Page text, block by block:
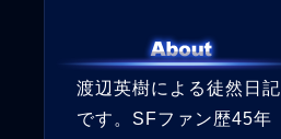
渡辺英樹による徒然日記
です。SFファン歴45年